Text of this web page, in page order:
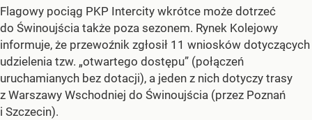
Flagowy pociąg PKP Intercity wkrótce może dotrzeć
do Świnoujścia także poza sezonem. Rynek Kolejowy
informuje, że przewoźnik zgłosił 11 wniosków dotyczących
udzielenia tzw. „otwartego dostępu” (połączeń
uruchamianych bez dotacji), a jeden z nich dotyczy trasy
z Warszawy Wschodniej do Świnoujścia (przez Poznań
i Szczecin).